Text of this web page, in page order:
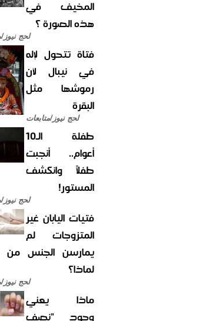
المخيف في
هذه الصورة ؟
لحج نيوز/
فتاة تتحول لإله
في نيبال لأن
رموشها مثل
البقرة
لحج نيوز/متابعات
طفلة الـ10
أعوام.. أنجبت
طفلاً وانكشف
المستور!
لحج نيوز/
فتيات اليابان غير
المتزوجات لم
يمارسن الجنس من
لماذا؟
لحج نيوز/
ماذا يعني
وجود "نصف